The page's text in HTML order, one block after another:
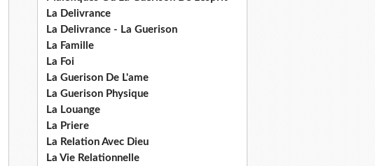
La Delivrance
La Delivrance - La Guerison
La Famille
La Foi
La Guerison De L'ame
La Guerison Physique
La Louange
La Priere
La Relation Avec Dieu
La Vie Relationnelle